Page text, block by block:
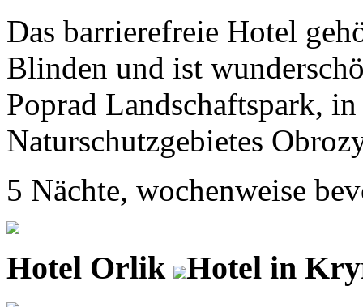
Das barrierefreie Hotel
Blinden und ist
Poprad Landschaftspark,
Naturschutzgebietes
5 Nächte, wochenweise
Hotel Orlik Hotel in